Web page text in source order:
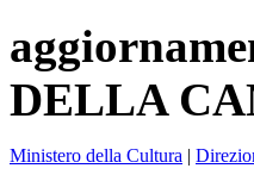
DELLA
Ministero della Cultura |